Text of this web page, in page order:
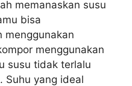
memanaskan susu
bisa
menggunakan
menggunakan
susu tidak terlalu
Suhu yang ideal